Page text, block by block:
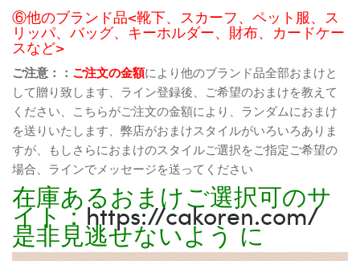
⑥他のブランド品<靴下、スカーフ、ペット服、ス
リッパ、バッグ、キーホルダー、財布、カードケー
スなど>
ご注意：： ご注文の金額により他のブランド品全部おまけと
して贈り致します、ライン登録後、ご希望のおまけを教えて
ください、こちらがご注文の金額により、ランダムにおまけ
を送りいたします、弊店がおまけスタイルがいろいろありま
すが、もしさらにおまけのスタイルご選択をご指定ご希望の
場合、ラインでメッセージを送ってください
在庫あるおまけご選択可のサ
イト：https://cakoren.com/
是非見逃せないよう に